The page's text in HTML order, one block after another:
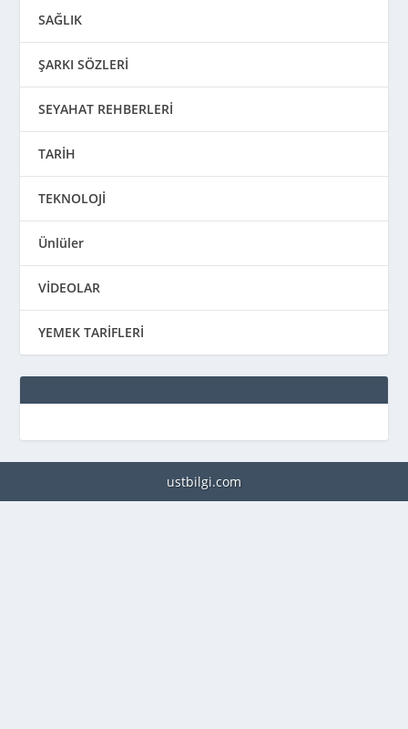
SAĞLIK
ŞARKI SÖZLERİ
SEYAHAT REHBERLERİ
TARİH
TEKNOLOJİ
Ünlüler
VİDEOLAR
YEMEK TARİFLERİ
ustbilgi.com